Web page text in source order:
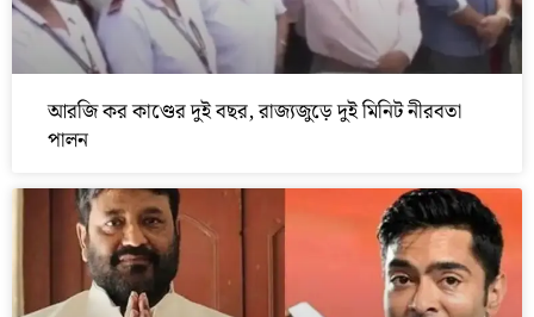
আরজি কর কাণ্ডের দুই বছর, রাজ্যজুড়ে দুই মিনিট নীরবতা
পালন